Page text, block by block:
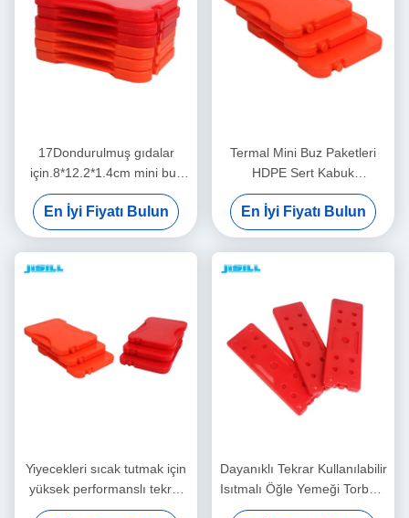
17Dondurulmuş gıdalar
için.8*12.2*1.4cm mini buz
paketleri
En İyi Fiyatı Bulun
Termal Mini Buz Paketleri
HDPE Sert Kabuk
17.8x12.2x1.4cm
En İyi Fiyatı Bulun
Yiyecekleri sıcak tutmak için
yüksek performanslı tekrar
kullanılabilir ısı soğutma
Dayanıklı Tekrar Kullanılabilir
Isıtmalı Öğle Yemeği Torbası
için 55 dereceye kadar ısınır